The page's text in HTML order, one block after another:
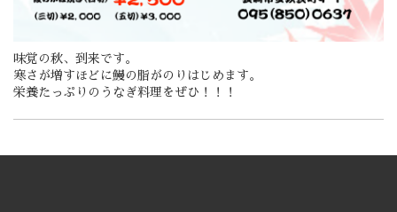
味覚の秋、到来です。
寒さが増すほどに鰻の脂がのりはじめます。
栄養たっぷりのうなぎ料理をぜひ！！！